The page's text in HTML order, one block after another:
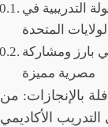
التدريبية في
الولايات المتحدة
بارز ومشاركة
مصرية مميزة
بالإنجازات: من
التدريب الأكاديمي